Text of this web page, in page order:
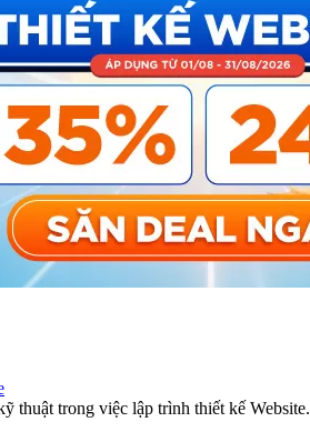
thuật trong việc lập trình thiết kế Website.